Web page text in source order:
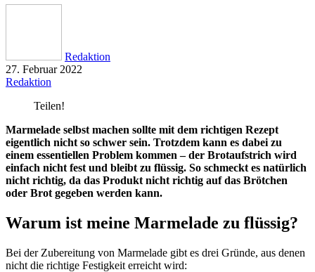
Redaktion
27. Februar 2022
Redaktion
Teilen!
Marmelade selbst machen sollte mit dem richtigen Rezept
eigentlich nicht so schwer sein. Trotzdem kann es dabei zu
einem essentiellen Problem kommen – der Brotaufstrich wird
einfach nicht fest und bleibt zu flüssig. So schmeckt es natürlich
nicht richtig, da das Produkt nicht richtig auf das Brötchen
oder Brot gegeben werden kann.
Warum ist meine Marmelade zu flüssig?
Bei der Zubereitung von Marmelade gibt es drei Gründe, aus denen
nicht die richtige Festigkeit erreicht wird: